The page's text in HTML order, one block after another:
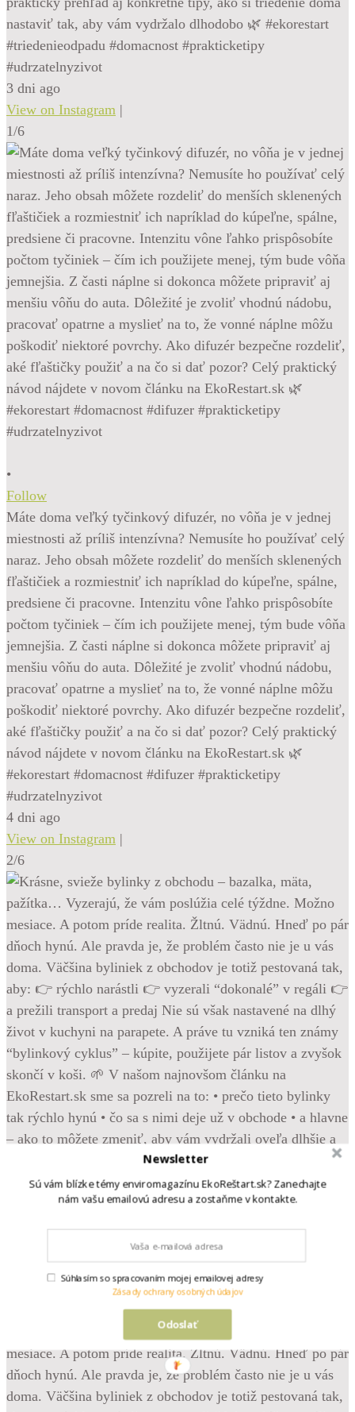
nastaviť tak, aby vám vydržalo dlhodobo 🌿 #ekorestart
#triedenieodpadu #domacnost #prakticketipy
#udrzatelnyzivot
3 dni ago
View on Instagram |
1/6
•
Follow
Máte doma veľký tyčinkový difuzér, no vôňa je v jednej
miestnosti až príliš intenzívna? Nemusíte ho používať celý
naraz. Jeho obsah môžete rozdeliť do menších sklenených
fľaštičiek a rozmiestniť ich napríklad do kúpeľne, spálne,
predsiene či pracovne. Intenzitu vône ľahko prispôsobíte
počtom tyčiniek – čím ich použijete menej, tým bude vôňa
jemnejšia. Z časti náplne si dokonca môžete pripraviť aj
menšiu vôňu do auta. Dôležité je zvoliť vhodnú nádobu,
pracovať opatrne a myslieť na to, že vonné náplne môžu
poškodiť niektoré povrchy. Ako difuzér bezpečne rozdeliť,
aké fľaštičky použiť a na čo si dať pozor? Celý praktický
návod nájdete v novom článku na EkoRestart.sk 🌿
#ekorestart #domacnost #difuzer #prakticketipy
#udrzatelnyzivot
4 dni ago
View on Instagram |
2/6
Krásne, svieže bylinky z obchodu – bazalka, mäta,
pažítka… Vyzerajú, že vám poslúžia celé týždne. Možno
mesiace. A potom príde realita. Žltnú. Vädnú. Hneď po pár
dňoch hynú. Ale pravda je, že problém často nie je u vás
doma. Väčšina byliniek z obchodov je totiž pestovaná tak,
Newsletter
Sú vám blízke témy enviromagazínu EkoReštart.sk? Zanechajte
nám vašu emailovú adresu a zostaňme v kontakte.
Odoslať
Súhlasím so spracovaním mojej emailovej adresy
Zásady ochrany osobných údajov